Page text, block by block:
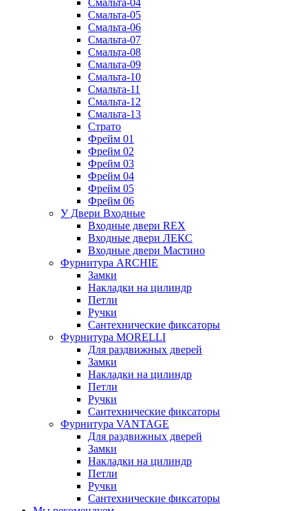
Смальта-04
Смальта-05
Смальта-06
Смальта-07
Смальта-08
Смальта-09
Смальта-10
Смальта-11
Смальта-12
Смальта-13
Страто
Фрейм 01
Фрейм 02
Фрейм 03
Фрейм 04
Фрейм 05
Фрейм 06
У Двери Входные
Входные двери REX
Входные двери ЛЕКС
Входные двери Мастино
Фурнитура ARCHIE
Замки
Накладки на цилиндр
Петли
Ручки
Сантехнические фиксаторы
Фурнитура MORELLI
Для раздвижных дверей
Замки
Накладки на цилиндр
Петли
Ручки
Сантехнические фиксаторы
Фурнитура VANTAGE
Для раздвижных дверей
Замки
Накладки на цилиндр
Петли
Ручки
Сантехнические фиксаторы